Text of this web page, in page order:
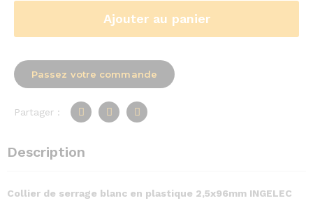
Ajouter au panier
Passez votre commande
Partager :
Description
Collier de serrage blanc en plastique 2,5x96mm INGELEC